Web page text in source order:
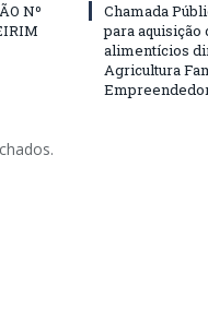
Nº
Chamada
para aquisição
alimentícios
Agricultura